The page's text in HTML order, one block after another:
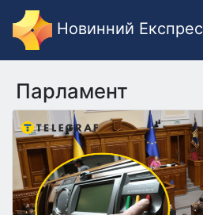
Новинний Експрес
Парламент